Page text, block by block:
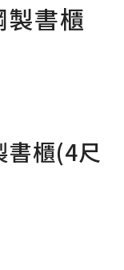
製書櫃
書櫃(4尺